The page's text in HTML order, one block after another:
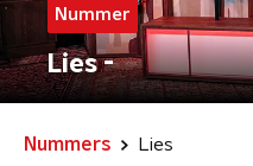
Nummer
Lies -
Nummers Lies